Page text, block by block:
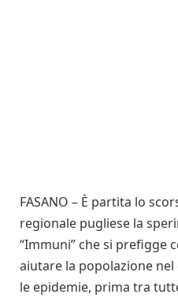
FASANO – È partita lo
regionale pugliese la
“Immuni” che si prefigge
aiutare la popolazione
le epidemie, prima tra